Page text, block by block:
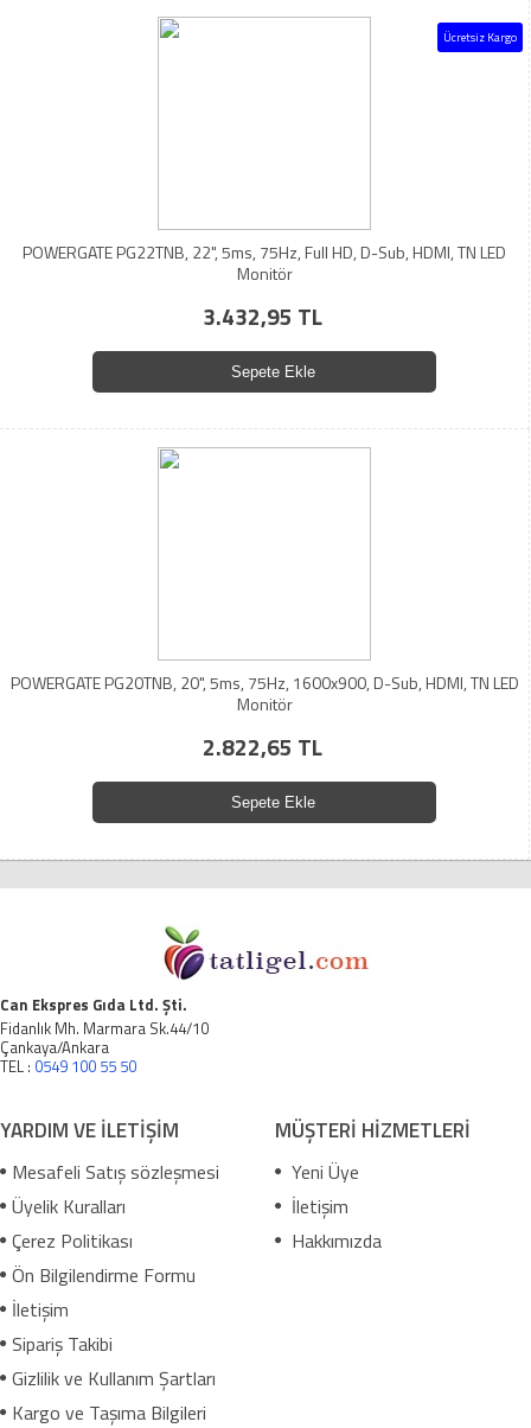
Ücretsiz Kargo
POWERGATE PG22TNB, 22", 5ms, 75Hz, Full HD, D-Sub, HDMI, TN LED
Monitör
3.432,95 TL
Sepete Ekle
POWERGATE PG20TNB, 20", 5ms, 75Hz, 1600x900, D-Sub, HDMI, TN LED
Monitör
2.822,65 TL
Sepete Ekle
Can Ekspres Gıda Ltd. Şti.
Fidanlık Mh. Marmara Sk.44/10
Çankaya/Ankara
TEL : 0549 100 55 50
YARDIM VE İLETİŞİM
Mesafeli Satış sözleşmesi
Üyelik Kuralları
Çerez Politikası
Ön Bilgilendirme Formu
İletişim
Sipariş Takibi
Gizlilik ve Kullanım Şartları
Kargo ve Taşıma Bilgileri
MÜŞTERİ HİZMETLERİ
Yeni Üye
İletişim
Hakkımızda